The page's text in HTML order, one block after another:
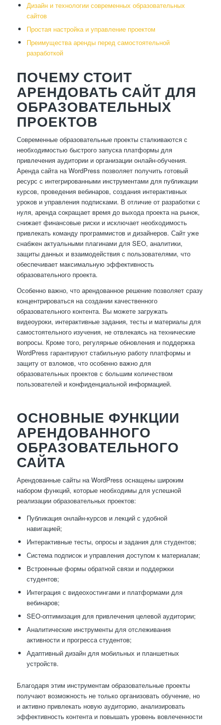
Дизайн и технологии современных образовательных
сайтов
Простая настройка и управление проектом
Преимущества аренды перед самостоятельной
разработкой
ПОЧЕМУ СТОИТ
АРЕНДОВАТЬ САЙТ ДЛЯ
ОБРАЗОВАТЕЛЬНЫХ
ПРОЕКТОВ
Современные образовательные проекты сталкиваются с
необходимостью быстрого запуска платформы для
привлечения аудитории и организации онлайн-обучения.
Аренда сайта на WordPress позволяет получить готовый
ресурс с интегрированными инструментами для публикации
курсов, проведения вебинаров, создания интерактивных
уроков и управления подписками. В отличие от разработки с
нуля, аренда сокращает время до выхода проекта на рынок,
снижает финансовые риски и исключает необходимость
привлекать команду программистов и дизайнеров. Сайт уже
снабжен актуальными плагинами для SEO, аналитики,
защиты данных и взаимодействия с пользователями, что
обеспечивает максимальную эффективность
образовательного проекта.
Особенно важно, что арендованное решение позволяет сразу
концентрироваться на создании качественного
образовательного контента. Вы можете загружать
видеоуроки, интерактивные задания, тесты и материалы для
самостоятельного изучения, не отвлекаясь на технические
вопросы. Кроме того, регулярные обновления и поддержка
WordPress гарантируют стабильную работу платформы и
защиту от взломов, что особенно важно для
образовательных проектов с большим количеством
пользователей и конфиденциальной информацией.
ОСНОВНЫЕ ФУНКЦИИ
АРЕНДОВАННОГО
ОБРАЗОВАТЕЛЬНОГО
САЙТА
Арендованные сайты на WordPress оснащены широким
набором функций, которые необходимы для успешной
реализации образовательных проектов:
Публикация онлайн-курсов и лекций с удобной
навигацией;
Интерактивные тесты, опросы и задания для студентов;
Система подписок и управления доступом к материалам;
Встроенные формы обратной связи и поддержки
студентов;
Интеграция с видеохостингами и платформами для
вебинаров;
SEO-оптимизация для привлечения целевой аудитории;
Аналитические инструменты для отслеживания
активности и прогресса студентов;
Адаптивный дизайн для мобильных и планшетных
устройств.
Благодаря этим инструментам образовательные проекты
получают возможность не только организовать обучение, но
и активно привлекать новую аудиторию, анализировать
эффективность контента и повышать уровень вовлеченности